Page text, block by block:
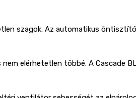
szagok. Az automatikus
elérhetetlen többé. A Cascade